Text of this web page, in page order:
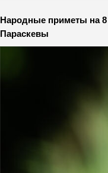
Народные приметы на 8
Параскевы